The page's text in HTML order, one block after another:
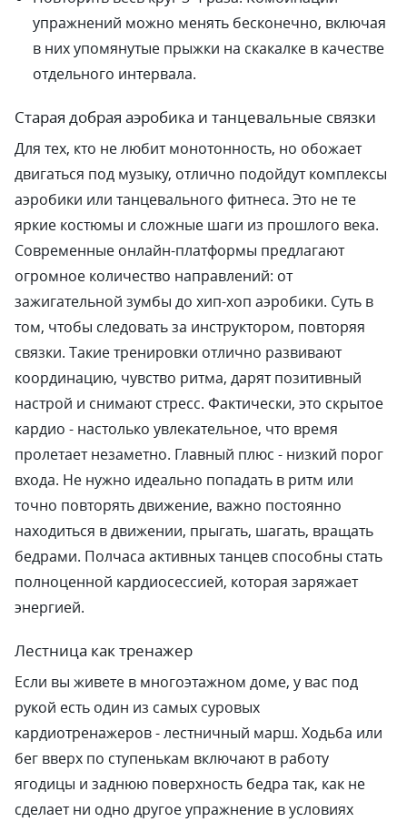
упражнений можно менять бесконечно, включая
в них упомянутые прыжки на скакалке в качестве
отдельного интервала.
Старая добрая аэробика и танцевальные связки
Для тех, кто не любит монотонность, но обожает
двигаться под музыку, отлично подойдут комплексы
аэробики или танцевального фитнеса. Это не те
яркие костюмы и сложные шаги из прошлого века.
Современные онлайн-платформы предлагают
огромное количество направлений: от
зажигательной зумбы до хип-хоп аэробики. Суть в
том, чтобы следовать за инструктором, повторяя
связки. Такие тренировки отлично развивают
координацию, чувство ритма, дарят позитивный
настрой и снимают стресс. Фактически, это скрытое
кардио - настолько увлекательное, что время
пролетает незаметно. Главный плюс - низкий порог
входа. Не нужно идеально попадать в ритм или
точно повторять движение, важно постоянно
находиться в движении, прыгать, шагать, вращать
бедрами. Полчаса активных танцев способны стать
полноценной кардиосессией, которая заряжает
энергией.
Лестница как тренажер
Если вы живете в многоэтажном доме, у вас под
рукой есть один из самых суровых
кардиотренажеров - лестничный марш. Ходьба или
бег вверх по ступенькам включают в работу
ягодицы и заднюю поверхность бедра так, как не
сделает ни одно другое упражнение в условиях